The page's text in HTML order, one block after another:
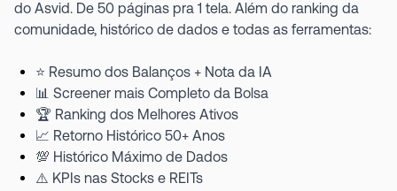
do Asvid. De 50 páginas pra 1 tela. Além do ranking da
comunidade, histórico de dados e todas as ferramentas:
⭐ Resumo dos Balanços + Nota da IA
📊 Screener mais Completo da Bolsa
🏆 Ranking dos Melhores Ativos
📈 Retorno Histórico 50+ Anos
💯 Histórico Máximo de Dados
⚠️ KPIs nas Stocks e REITs